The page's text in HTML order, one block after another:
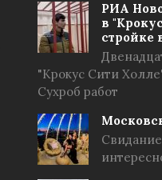
РИА
в
стройке
"Крокус Сити
Сухроб работ